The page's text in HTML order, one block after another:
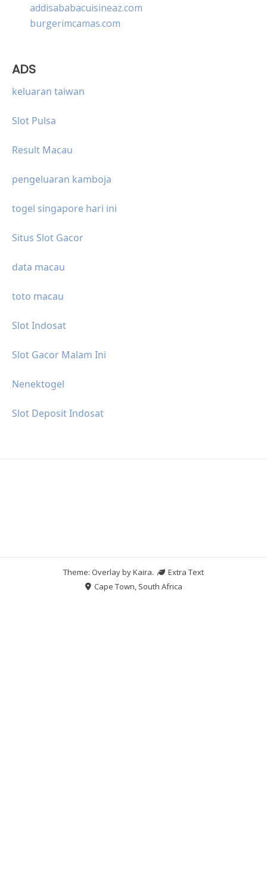
addisababacuisineaz.com
burgerimcamas.com
ADS
keluaran taiwan
Slot Pulsa
Result Macau
pengeluaran kamboja
togel singapore hari ini
Situs Slot Gacor
data macau
toto macau
Slot Indosat
Slot Gacor Malam Ini
Nenektogel
Slot Deposit Indosat
Theme: Overlay byKaira.
Extra Text
Cape Town, South Africa